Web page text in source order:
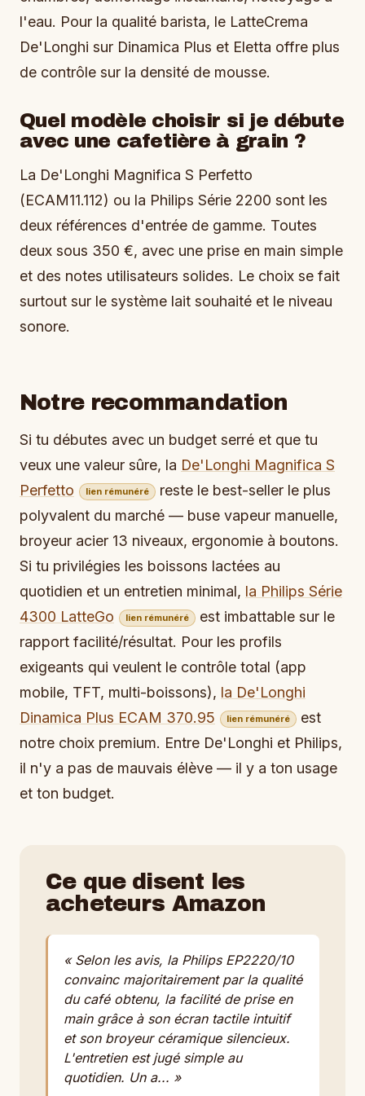
l'eau. Pour la qualité barista, le LatteCrema
De'Longhi sur Dinamica Plus et Eletta offre plus
de contrôle sur la densité de mousse.
Quel modèle choisir si je débute
avec une cafetière à grain ?
La De'Longhi Magnifica S Perfetto
(ECAM11.112) ou la Philips Série 2200 sont les
deux références d'entrée de gamme. Toutes
deux sous 350 €, avec une prise en main simple
et des notes utilisateurs solides. Le choix se fait
surtout sur le système lait souhaité et le niveau
sonore.
Notre recommandation
Si tu débutes avec un budget serré et que tu
veux une valeur sûre, la De'Longhi Magnifica S
Perfetto
lien rémunéré
reste le best-seller le plus
polyvalent du marché — buse vapeur manuelle,
broyeur acier 13 niveaux, ergonomie à boutons.
Si tu privilégies les boissons lactées au
quotidien et un entretien minimal, la Philips Série
4300 LatteGo
lien rémunéré
est imbattable sur le
rapport facilité/résultat. Pour les profils
exigeants qui veulent le contrôle total (app
mobile, TFT, multi-boissons), la De'Longhi
Dinamica Plus ECAM 370.95
lien rémunéré
est
notre choix premium. Entre De'Longhi et Philips,
il n'y a pas de mauvais élève — il y a ton usage
et ton budget.
Ce que disent les
acheteurs Amazon
« Selon les avis, la Philips EP2220/10
convainc majoritairement par la qualité
du café obtenu, la facilité de prise en
main grâce à son écran tactile intuitif
et son broyeur céramique silencieux.
L'entretien est jugé simple au
quotidien. Un a... »